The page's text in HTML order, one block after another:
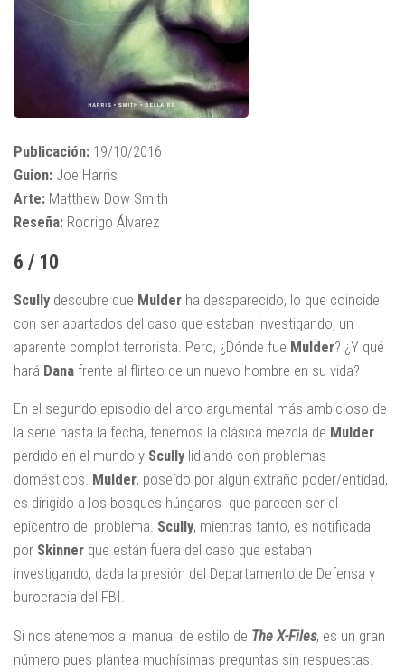
Publicación: 19/10/2016
Guion: Joe Harris
Arte: Matthew Dow Smith
Reseña: Rodrigo Álvarez
6 / 10
Scully descubre que Mulder ha desaparecido, lo que coincide
con ser apartados del caso que estaban investigando, un
aparente complot terrorista. Pero, ¿Dónde fue Mulder? ¿Y qué
hará Dana frente al flirteo de un nuevo hombre en su vida?
En el segundo episodio del arco argumental más ambicioso de
la serie hasta la fecha, tenemos la clásica mezcla de Mulder
perdido en el mundo y Scully lidiando con problemas
domésticos. Mulder, poseído por algún extraño poder/entidad,
es dirigido a los bosques húngaros que parecen ser el
epicentro del problema. Scully, mientras tanto, es notificada
por Skinner que están fuera del caso que estaban
investigando, dada la presión del Departamento de Defensa y
burocracia del FBI.
Si nos atenemos al manual de estilo de The X-Files, es un gran
número pues plantea muchísimas preguntas sin respuestas.